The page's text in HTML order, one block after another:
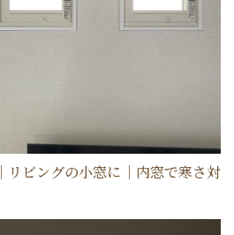
リビングの小窓に｜内窓で寒さ対